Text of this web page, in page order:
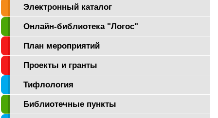
Электронный каталог
Онлайн-библиотека "Логос"
План мероприятий
Проекты и гранты
Тифлология
Библиотечные пункты